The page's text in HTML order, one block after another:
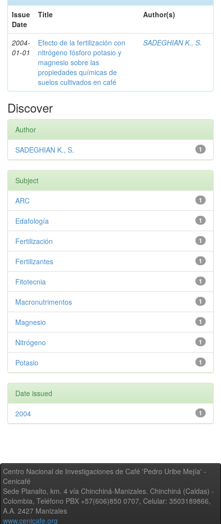
Issue
Date
Title Author(s)
2004-
01-01
Efecto de la fertilización con
nitrógeno fósforo potasio y
magnesio sobre las
propiedades químicas de
suelos cultivados en café
SADEGHIAN K., S.
Discover
Author
1
SADEGHIAN K., S.
Subject
1
ARC
1
Edafología
1
Fertilización
1
Fertilizantes
1
Fitotecnia
1
Macronutrimentos
1
Magnesio
1
Nitrógeno
1
Potasio
Date issued
1
2004
Centro Nacional de Investigaciones de Café 'Pedro Uribe Mejía' -
Cenicafé
Sede Planalto, km. 4 vía Chinchiná-Manizales. Chinchiná (Caldas) -
Colombia, Teléfono PBX +57(606)850 0707, Celular: 3503189866,
A.A. 2427 Manizales
www.cenicafe.org